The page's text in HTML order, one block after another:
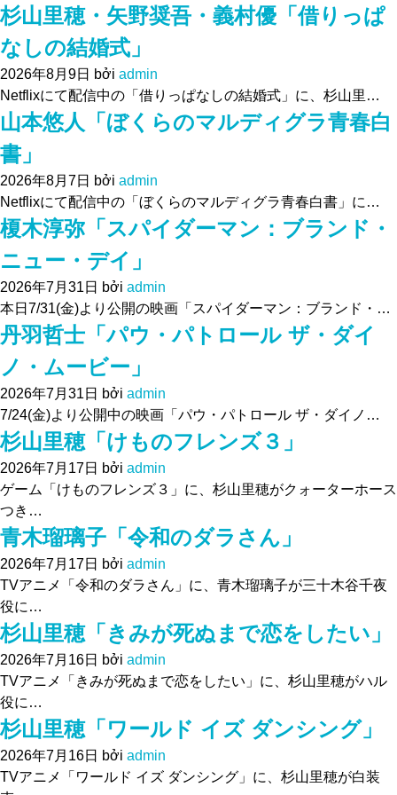
杉山里穂・矢野奨吾・義村優「借りっぱ
なしの結婚式」
2026年8月9日 bởi admin
Netflixにて配信中の「借りっぱなしの結婚式」に、杉山里…
山本悠人「ぼくらのマルディグラ青春白
書」
2026年8月7日 bởi admin
Netflixにて配信中の「ぼくらのマルディグラ青春白書」に…
榎木淳弥「スパイダーマン：ブランド・
ニュー・デイ」
2026年7月31日 bởi admin
本日7/31(金)より公開の映画「スパイダーマン：ブランド・…
丹羽哲士「パウ・パトロール ザ・ダイ
ノ・ムービー」
2026年7月31日 bởi admin
7/24(金)より公開中の映画「パウ・パトロール ザ・ダイノ…
杉山里穂「けものフレンズ３」
2026年7月17日 bởi admin
ゲーム「けものフレンズ３」に、杉山里穂がクォーターホース
つき…
青木瑠璃子「令和のダラさん」
2026年7月17日 bởi admin
TVアニメ「令和のダラさん」に、青木瑠璃子が三十木谷千夜
役に…
杉山里穂「きみが死ぬまで恋をしたい」
2026年7月16日 bởi admin
TVアニメ「きみが死ぬまで恋をしたい」に、杉山里穂がハル
役に…
杉山里穂「ワールド イズ ダンシング」
2026年7月16日 bởi admin
TVアニメ「ワールド イズ ダンシング」に、杉山里穂が白装